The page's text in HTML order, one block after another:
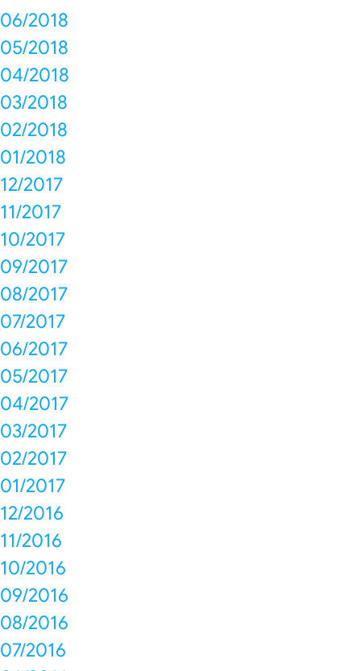
06/2018
05/2018
04/2018
03/2018
02/2018
01/2018
12/2017
11/2017
10/2017
09/2017
08/2017
07/2017
06/2017
05/2017
04/2017
03/2017
02/2017
01/2017
12/2016
11/2016
10/2016
09/2016
08/2016
07/2016